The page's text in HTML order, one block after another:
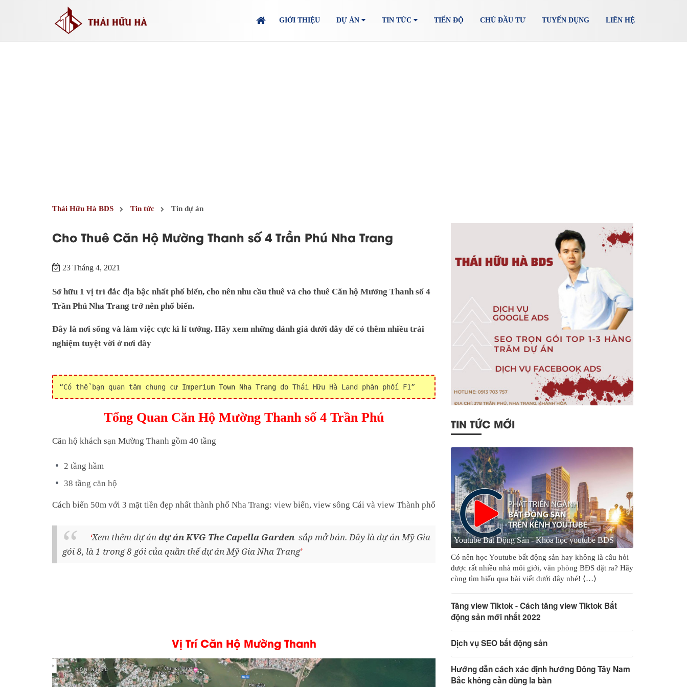
GIỚI THIỆU DỰ ÁN TIN TỨC TIẾN ĐỘ CHỦ ĐẦU TƯ TUYỂN DỤNG LIÊN HỆ
Thái Hữu Hà BDS Tin tức Tin dự án
Cho Thuê Căn Hộ Mường Thanh số 4 Trần Phú Nha Trang
23 Tháng 4, 2021
Sở hữu 1 vị trí đắc địa bậc nhất phố biển, cho nên nhu cầu thuê và cho thuê Căn hộ Mường Thanh số 4
Trần Phú Nha Trang trở nên phổ biến.
Đây là nơi sống và làm việc cực kì lí tưởng. Hãy xem những đánh giá dưới đây để có thêm nhiều trải
nghiệm tuyệt vời ở nơi đây
Có thể bạn quan tâm chung cư Imperium Town Nha Trang do Thái Hữu Hà Land phân phối F1
Tổng Quan Căn Hộ Mường Thanh số 4 Trần Phú
Căn hộ khách sạn Mường Thanh gồm 40 tầng
2 tầng hầm
38 tầng căn hộ
Cách biển 50m với 3 mặt tiền đẹp nhất thành phố Nha Trang: view biển, view sông Cái và view Thành phố
Xem thêm dự ándự án KVG The Capella Garden sắp mở bán. Đây là dự án Mỹ Gia
gói 8, là 1 trong 8 gói của quần thể dự án Mỹ Gia Nha Trang
Vị Trí Căn Hộ Mường Thanh
TIN TỨC MỚI
Youtube Bất Động Sản - Khóa học youtube BDS
Có nên học Youtube bất động sản hay không là câu hỏi
được rất nhiều nhà môi giới, văn phòng BĐS đặt ra? Hãy
cùng tìm hiểu qua bài viết dưới đây nhé! ⟨…⟩
Tăng view Tiktok - Cách tăng view Tiktok Bất
động sản mới nhất 2022
Dịch vụ SEO bất động sản
Hướng dẫn cách xác định hướng Đông Tây Nam
Bắc không cần dùng la bàn